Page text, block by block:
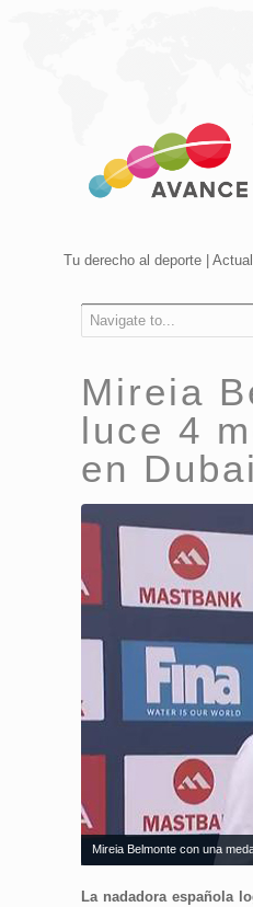
Tu derecho al deporte |
Navigate to...
Mireia
luce 4
en Dubai
Mireia Belmonte con una
La nadadora española